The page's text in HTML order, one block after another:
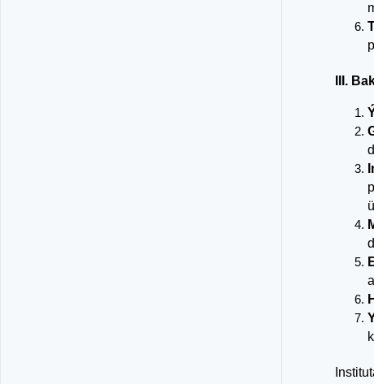
III.